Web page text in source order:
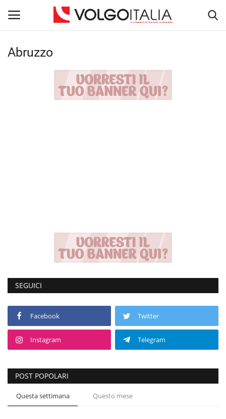
Accedi
Sapori
Partner
Recensioni
Contatti
Galleria
Abruzzo
SEGUICI
Facebook Twitter
Instagram Telegram
POST POPOLARI
Questa settimana Questo mese